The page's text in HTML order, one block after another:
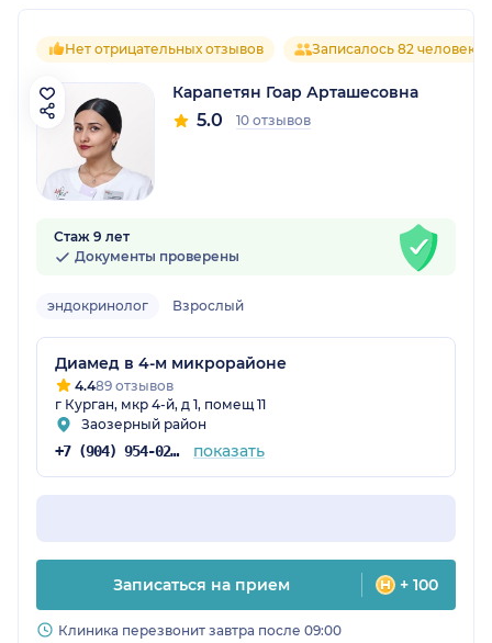
Нет отрицательных отзывов Записалось 82 человека
Карапетян Гоар Арташесовна
5.0 10 отзывов
Стаж 9 лет
Документы проверены
эндокринолог Взрослый
Диамед в 4-м микрорайоне
4.489 отзывов
г Курган, мкр 4-й, д 1, помещ 11
Заозерный район
+7 (904) 954-02-14 показать
Записаться на прием + 100
Клиника перезвонит завтра после 09:00